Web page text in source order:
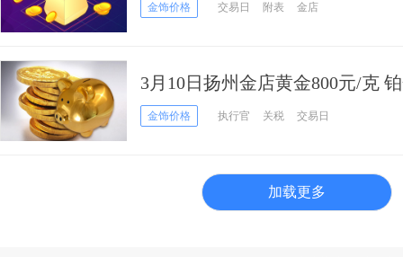
金饰价格 交易日 附表 金店
3月10日扬州金店黄金800元/克
金饰价格 执行官 关税 交易日
加载更多